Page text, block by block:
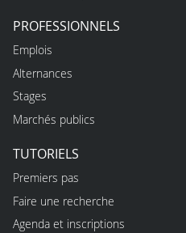
PROFESSIONNELS
Emplois
Alternances
Stages
Marchés publics
TUTORIELS
Premiers pas
Faire une recherche
Agenda et inscriptions